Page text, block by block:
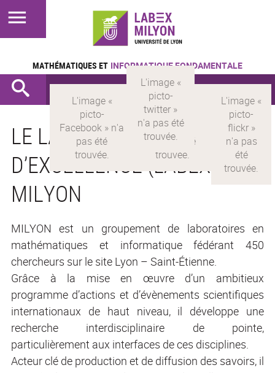
MATHÉMATIQUES ET INFORMATIQUE FONDAMENTALE
LE LABORATOIRE
D’EXCELLENCE (LABEX)
MILYON
MILYON est un groupement de laboratoires en
mathématiques et informatique fédérant 450
chercheurs sur le site Lyon – Saint-Étienne.
Grâce à la mise en œuvre d’un ambitieux
programme d’actions et d’évènements scientifiques
internationaux de haut niveau, il développe une
recherche interdisciplinaire de pointe,
particulièrement aux interfaces de ces disciplines.
Acteur clé de production et de diffusion des savoirs, il